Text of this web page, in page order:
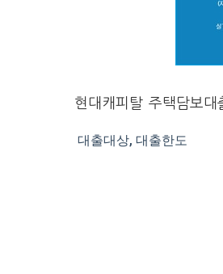
현대캐피탈 주택담보
대출대상, 대출한도